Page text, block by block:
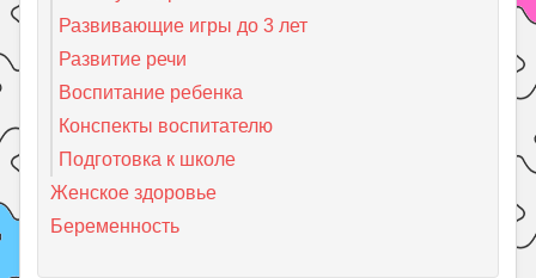
Развивающие игры до 3 лет
Развитие речи
Воспитание ребенка
Конспекты воспитателю
Подготовка к школе
Женское здоровье
Беременность